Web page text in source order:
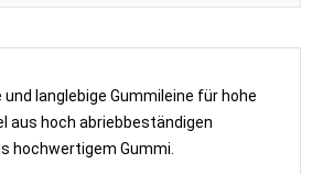
langlebige Gummileine für hohe
aus hoch abriebbeständigen
hochwertigem Gummi.